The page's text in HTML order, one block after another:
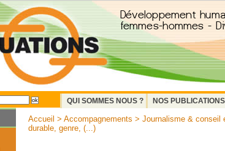
QUI SOMMES NOUS ? NOS PUBLICATIONS
Accueil > Accompagnements > Journalisme & conseil
durable, genre, (...)